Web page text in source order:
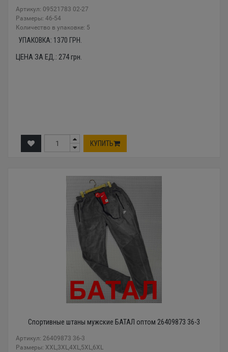
Артикул: 09521783 02-27
Размеры: 46-54
Количество в упаковке: 5
УПАКОВКА: 1370 ГРН.
ЦЕНА ЗА ЕД.: 274грн.
КУПИТЬ
Спортивные штаны мужские БАТАЛ оптом 26409873 36-3
Артикул: 26409873 36-3
Размеры: XXL,3XL,4XL,5XL,6XL